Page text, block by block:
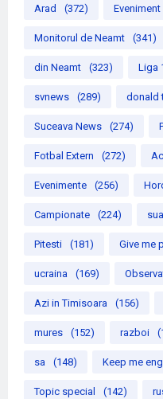
Arad (372) Eveniment
Monitorul de Neamt (341)
din Neamt (323) Liga
svnews (289) donald
Suceava News (274)
Fotbal Extern (272)
Evenimente (256)
Campionate (224) sua
Pitesti (181) Give me
ucraina (169)
Azi in Timisoara (156)
mures (152) razboi
sa (148) Keep me
Topic special (142)